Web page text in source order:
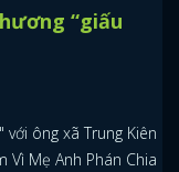
“giấu
ông xã Trung Kiên
Mẹ Anh Phán Chia